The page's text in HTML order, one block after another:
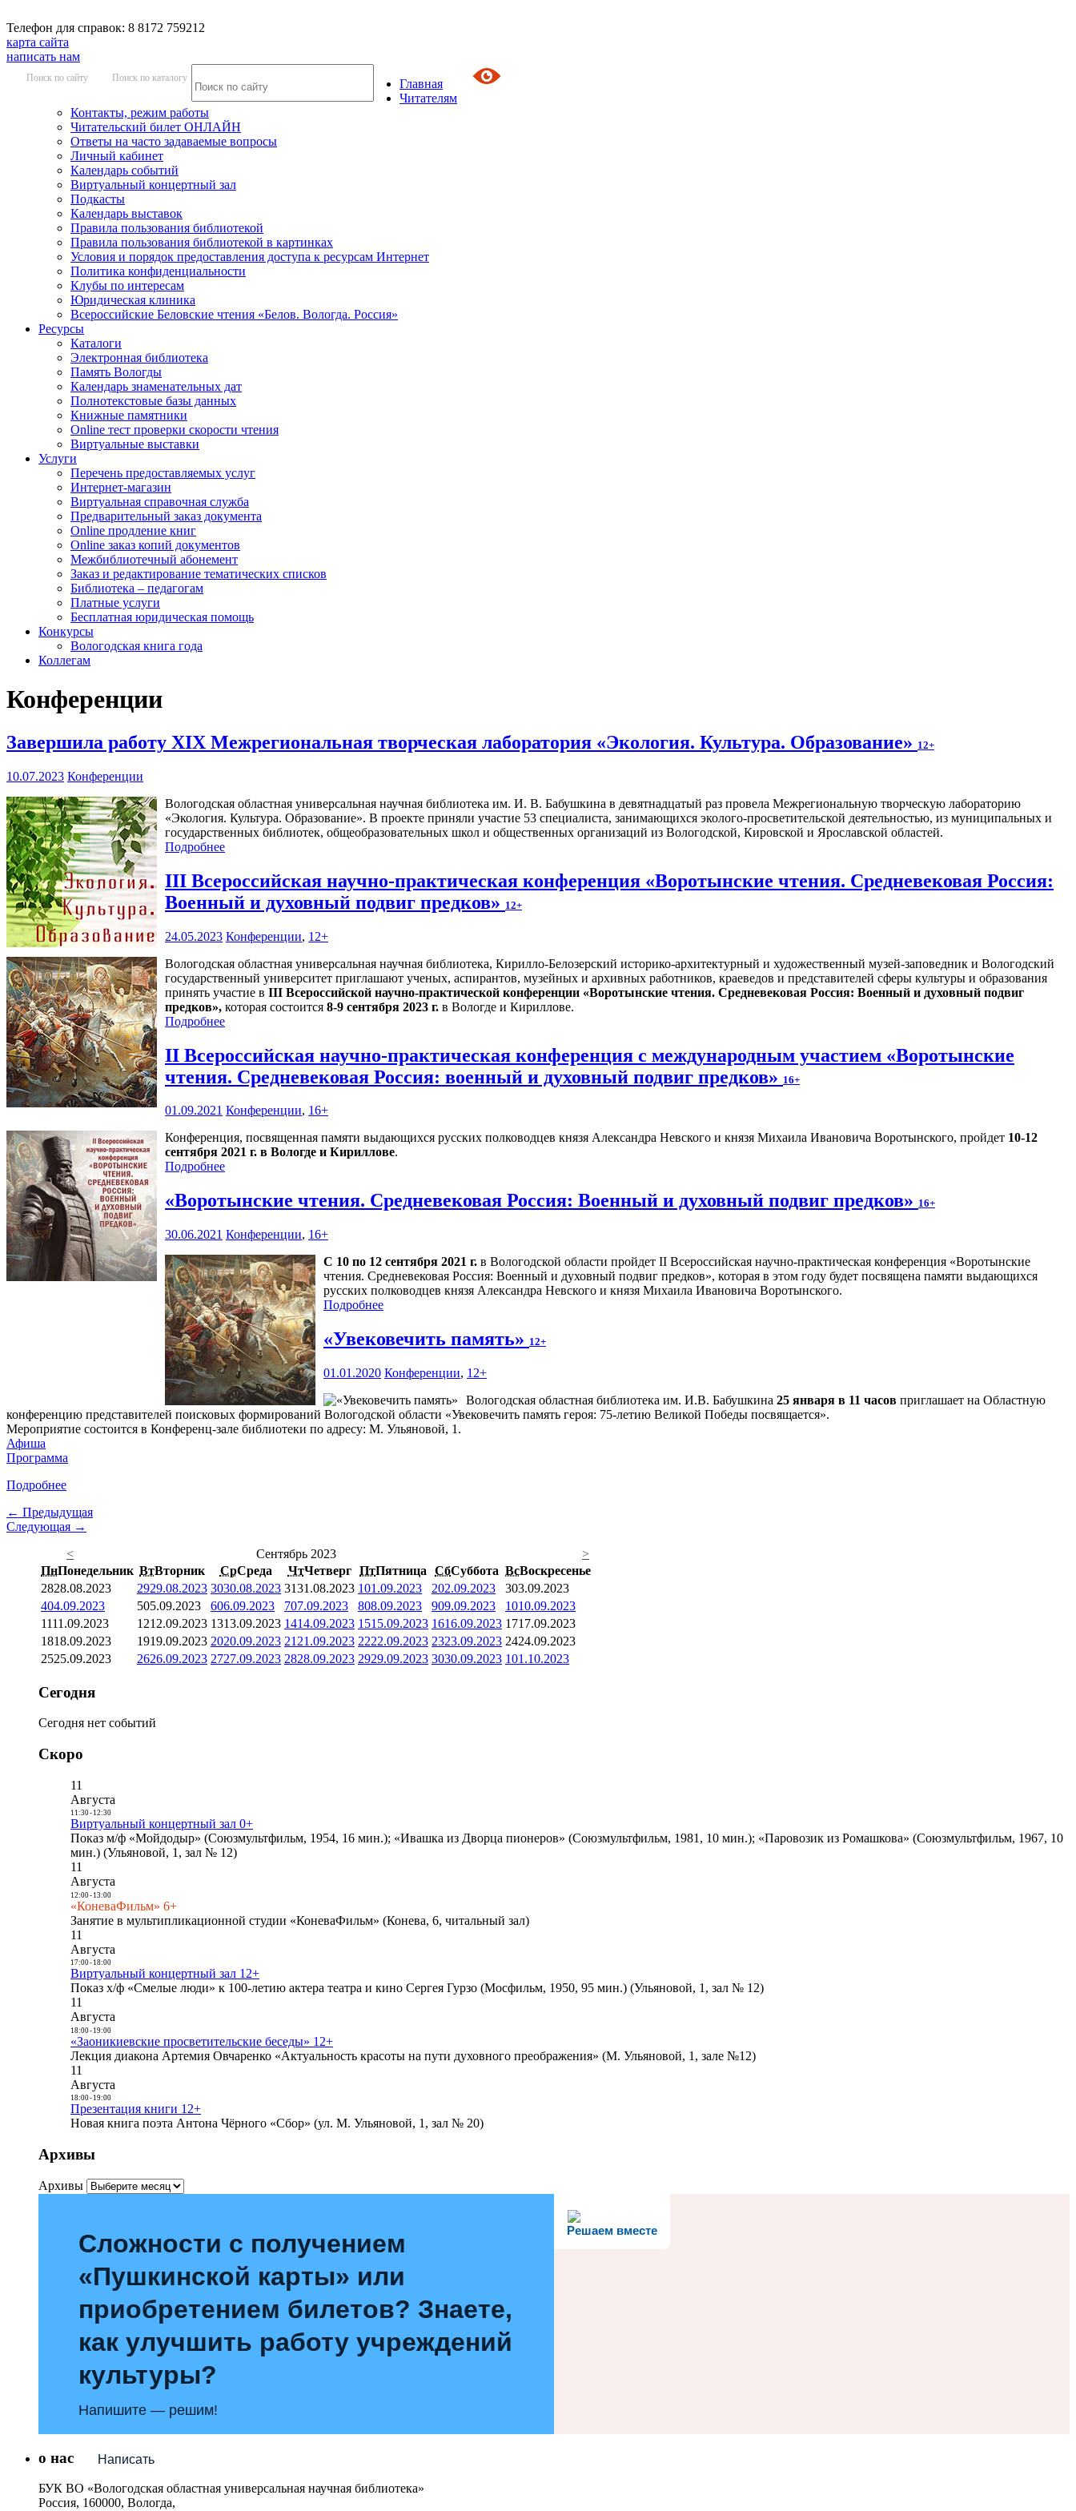
Телефон для справок: 8 8172 759212
карта сайта
написать нам
Поиск по сайту Поиск по каталогу
Главная
Читателям
Контакты, режим работы
Читательский билет ОНЛАЙН
Ответы на часто задаваемые вопросы
Личный кабинет
Календарь событий
Виртуальный концертный зал
Подкасты
Календарь выставок
Правила пользования библиотекой
Правила пользования библиотекой в картинках
Условия и порядок предоставления доступа к ресурсам Интернет
Политика конфиденциальности
Клубы по интересам
Юридическая клиника
Всероссийские Беловские чтения «Белов. Вологда. Россия»
Ресурсы
Каталоги
Электронная библиотека
Память Вологды
Календарь знаменательных дат
Полнотекстовые базы данных
Книжные памятники
Online тест проверки скорости чтения
Виртуальные выставки
Услуги
Перечень предоставляемых услуг
Интернет-магазин
Виртуальная справочная служба
Предварительный заказ документа
Online продление книг
Online заказ копий документов
Межбиблиотечный абонемент
Заказ и редактирование тематических списков
Библиотека – педагогам
Платные услуги
Бесплатная юридическая помощь
Конкурсы
Вологодская книга года
Коллегам
Конференции
Завершила работу XIX Межрегиональная творческая лаборатория «Экология. Культура. Образование» 12+
10.07.2023 Конференции
Вологодская областная универсальная научная библиотека им. И. В. Бабушкина в девятнадцатый раз провела Межрегиональную творческую лабораторию
«Экология. Культура. Образование». В проекте приняли участие 53 специалиста, занимающихся эколого-просветительской деятельностью, из муниципальных и
государственных библиотек, общеобразовательных школ и общественных организаций из Вологодской, Кировской и Ярославской областей.
Подробнее
III Всероссийская научно-практическая конференция «Воротынские чтения. Средневековая Россия:
Военный и духовный подвиг предков» 12+
24.05.2023 Конференции, 12+
Вологодская областная универсальная научная библиотека, Кирилло-Белозерский историко-архитектурный и художественный музей-заповедник и Вологодский
государственный университет приглашают ученых, аспирантов, музейных и архивных работников, краеведов и представителей сферы культуры и образования
принять участие в III Всероссийской научно-практической конференции «Воротынские чтения. Средневековая Россия: Военный и духовный подвиг
предков», которая состоится 8-9 сентября 2023 г. в Вологде и Кириллове.
Подробнее
II Всероссийская научно-практическая конференция с международным участием «Воротынские
чтения. Средневековая Россия: военный и духовный подвиг предков» 16+
01.09.2021 Конференции, 16+
Конференция, посвященная памяти выдающихся русских полководцев князя Александра Невского и князя Михаила Ивановича Воротынского, пройдет 10-12
сентября 2021 г. в Вологде и Кириллове.
Подробнее
«Воротынские чтения. Средневековая Россия: Военный и духовный подвиг предков» 16+
30.06.2021 Конференции, 16+
С 10 по 12 сентября 2021 г. в Вологодской области пройдет II Всероссийская научно-практическая конференция «Воротынские
чтения. Средневековая Россия: Военный и духовный подвиг предков», которая в этом году будет посвящена памяти выдающихся
русских полководцев князя Александра Невского и князя Михаила Ивановича Воротынского.
Подробнее
«Увековечить память» 12+
01.01.2020 Конференции, 12+
Вологодская областная библиотека им. И.В. Бабушкина 25 января в 11 часов приглашает на Областную
конференцию представителей поисковых формирований Вологодской области «Увековечить память героя: 75-летию Великой Победы посвящается».
Мероприятие состоится в Конференц-зале библиотеки по адресу: М. Ульяновой, 1.
Афиша
Программа
Подробнее
← Предыдущая
Следующая →
<
Сентябрь 2023
>
ПнПонедельник ВтВторник СрСреда ЧтЧетверг ПтПятница СбСуббота ВсВоскресенье
2828.08.2023 2929.08.2023 3030.08.2023 3131.08.2023 101.09.2023 202.09.2023 303.09.2023
404.09.2023 505.09.2023 606.09.2023 707.09.2023 808.09.2023 909.09.2023 1010.09.2023
1111.09.2023 1212.09.2023 1313.09.2023 1414.09.2023 1515.09.2023 1616.09.2023 1717.09.2023
1818.09.2023 1919.09.2023 2020.09.2023 21 21.09.2023 2222.09.2023 2323.09.2023 2424.09.2023
2525.09.2023 2626.09.2023 2727.09.2023 2828.09.2023 2929.09.2023 3030.09.2023 101.10.2023
Сегодня
Сегодня нет событий
Скоро
11
Августа
11:30- 12:30
Виртуальный концертный зал 0+
Показ м/ф «Мойдодыр» (Союзмультфильм, 1954, 16 мин.); «Ивашка из Дворца пионеров» (Союзмультфильм, 1981, 10 мин.); «Паровозик из Ромашкова» (Союзмультфильм, 1967, 10
мин.) (Ульяновой, 1, зал № 12)
11
Августа
12:00- 13:00
«КоневаФильм» 6+
Занятие в мультипликационной студии «КоневаФильм» (Конева, 6, читальный зал)
11
Августа
17:00- 18:00
Виртуальный концертный зал 12+
Показ х/ф «Смелые люди» к 100-летию актера театра и кино Сергея Гурзо (Мосфильм, 1950, 95 мин.) (Ульяновой, 1, зал № 12)
11
Августа
18:00- 19:00
«Заоникиевские просветительские беседы» 12+
Лекция диакона Артемия Овчаренко «Актуальность красоты на пути духовного преображения» (М. Ульяновой, 1, зале №12)
11
Августа
18:00- 19:00
Презентация книги 12+
Новая книга поэта Антона Чёрного «Сбор» (ул. М. Ульяновой, 1, зал № 20)
Архивы
Архивы
Решаем вместе
Сложности с получением
«Пушкинской карты» или
приобретением билетов? Знаете,
как улучшить работу учреждений
культуры?
Напишите — решим!
Написать
о нас
БУК ВО «Вологодская областная универсальная научная библиотека»
Россия, 160000, Вологда,